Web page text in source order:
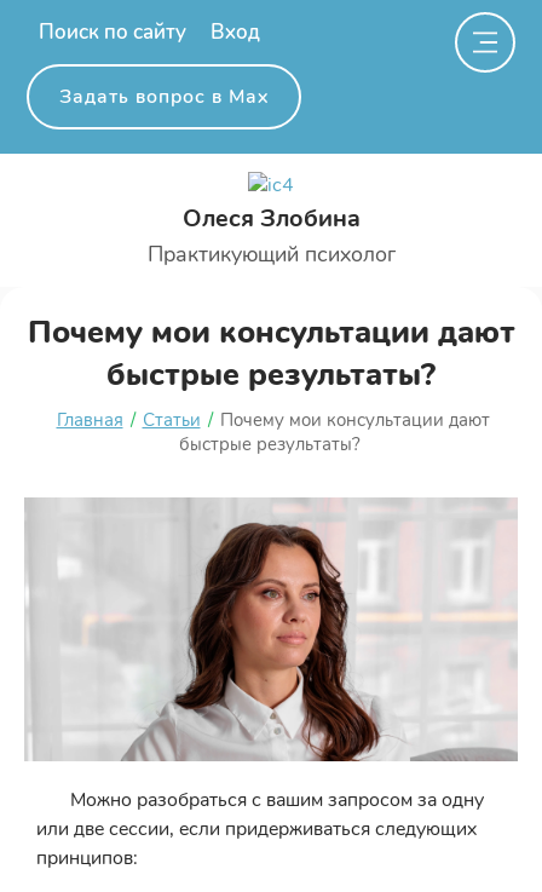
Задать вопрос в Мах
Поиск по сайту Вход
Олеся Злобина
Практикующий психолог
Почему мои консультации дают
быстрые результаты?
Главная / Статьи / Почему мои консультации дают
быстрые результаты?
Можно разобраться с вашим запросом за одну
или две сессии, если придерживаться следующих
принципов: